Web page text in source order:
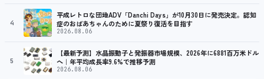
4
平成レトロな団地ADV「Danchi Days」が10月30日に発売決定。認知
症のおばあちゃんのために夏祭り復活を目指す
2026.08.06
5
【最新予測】水晶振動子と発振器市場規模、2026年に6881百万米ドル
へ｜年平均成長率9.6%で推移予測
2026.08.06